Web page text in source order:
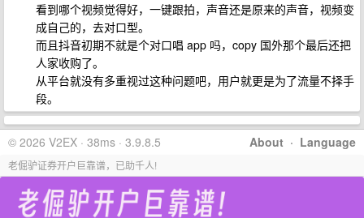
看到哪个视频觉得好，一键跟拍，声音还是原来的声音，视频变
成自己的，去对口型。
而且抖音初期不就是个对口唱 app 吗，copy 国外那个最后还把
人家收购了。
从平台就没有多重视过这种问题吧，用户就更是为了流量不择手
段。
About · Language
© 2026 V2EX · 38ms · 3.9.8.5
老倔驴证券开户巨靠谱，已助千人!